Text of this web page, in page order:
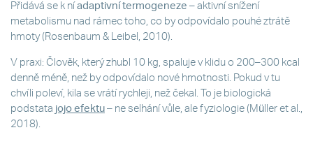
Přidává se k ní adaptivní termogeneze – aktivní snížení
metabolismu nad rámec toho, co by odpovídalo pouhé ztrátě
hmoty (Rosenbaum & Leibel, 2010).
V praxi: Člověk, který zhubl 10 kg, spaluje v klidu o 200–300 kcal
denně méně, než by odpovídalo nové hmotnosti. Pokud v tu
chvíli poleví, kila se vrátí rychleji, než čekal. To je biologická
podstata jojo efektu – ne selhání vůle, ale fyziologie (Müller et al.,
2018).